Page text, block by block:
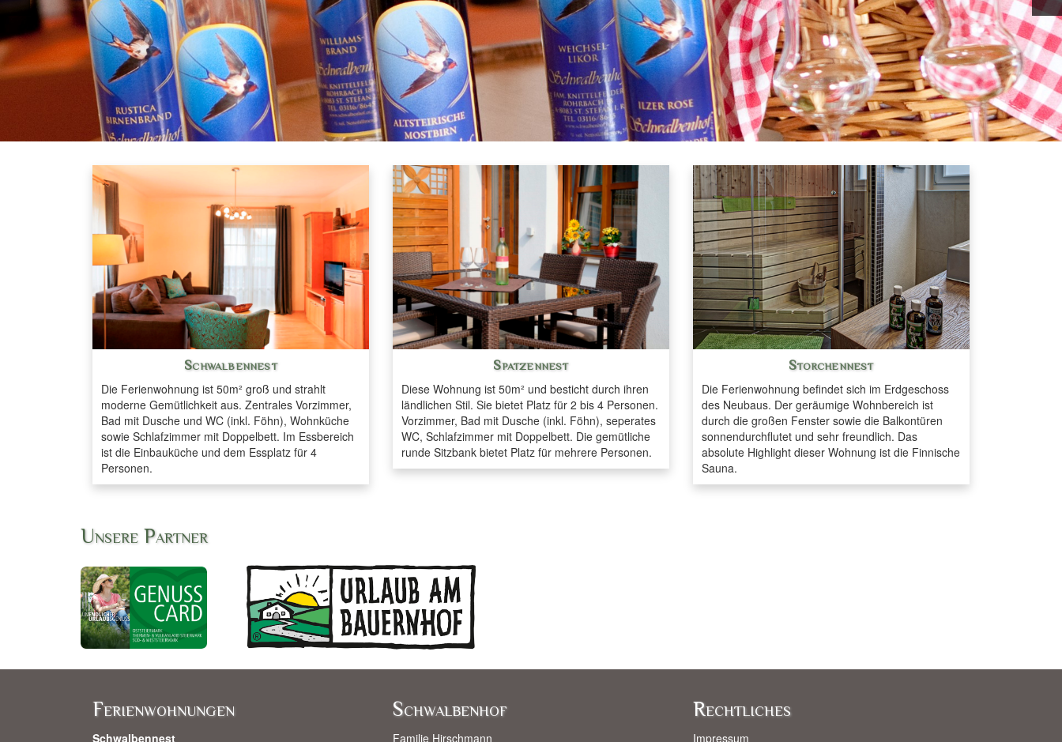
Schwalbennest
Die Ferienwohnung ist 50m² groß und strahlt
moderne Gemütlichkeit aus. Zentrales Vorzimmer,
Bad mit Dusche und WC (inkl. Föhn), Wohnküche
sowie Schlafzimmer mit Doppelbett. Im Essbereich
ist die Einbauküche und dem Essplatz für 4
Personen.
Spatzennest
Diese Wohnung ist 50m² und besticht durch ihren
ländlichen Stil. Sie bietet Platz für 2 bis 4 Personen.
Vorzimmer, Bad mit Dusche (inkl. Föhn), seperates
WC, Schlafzimmer mit Doppelbett. Die gemütliche
runde Sitzbank bietet Platz für mehrere Personen.
Storchennest
Die Ferienwohnung befindet sich im Erdgeschoss
des Neubaus. Der geräumige Wohnbereich ist
durch die großen Fenster sowie die Balkontüren
sonnendurchflutet und sehr freundlich. Das
absolute Highlight dieser Wohnung ist die Finnische
Sauna.
Unsere Partner
Ferienwohnungen
Schwalbennest
Schwalbenhof
Familie Hirschmann
Rechtliches
Impressum